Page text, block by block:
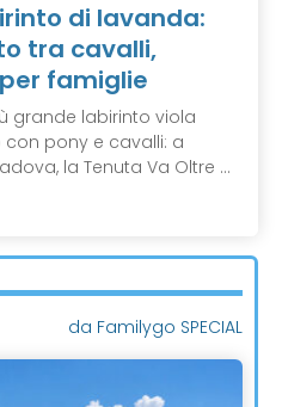
di lavanda:
tra cavalli,
famiglie
grande labirinto viola
pony e cavalli: a
la Tenuta Va Oltre ...
da Familygo SPECIAL